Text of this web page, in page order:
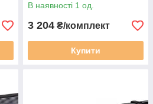
В наявності 1 од.
3 204 ₴/комплект
Купити